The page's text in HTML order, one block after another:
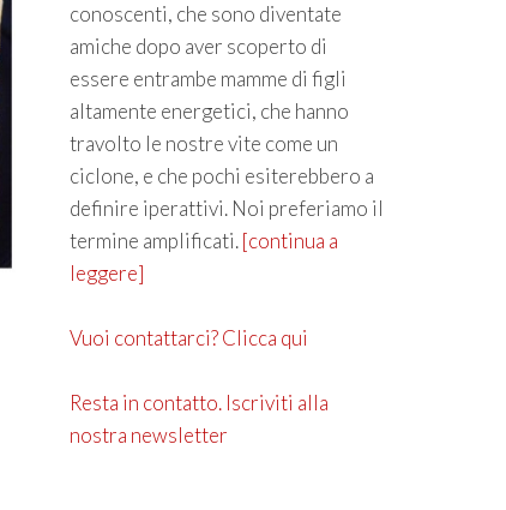
conoscenti, che sono diventate
amiche dopo aver scoperto di
essere entrambe mamme di figli
altamente energetici, che hanno
travolto le nostre vite come un
ciclone, e che pochi esiterebbero a
definire iperattivi. Noi preferiamo il
termine amplificati.[continua a
leggere]
Vuoi contattarci? Clicca qui
Resta in contatto. Iscriviti alla
nostra newsletter